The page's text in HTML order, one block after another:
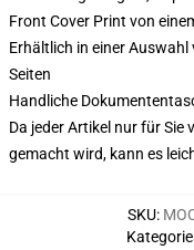
Front Cover Print von
Erhältlich in einer
Seiten
Handliche
Da jeder Artikel nur für
gemacht wird, kann es
SKU: